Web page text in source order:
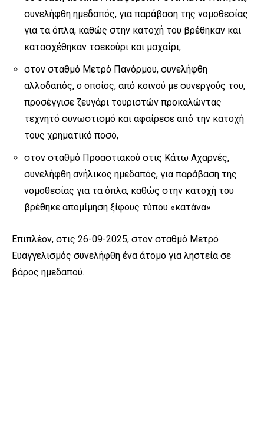
συνελήφθη ημεδαπός, για παράβαση της νομοθεσίας
για τα όπλα, καθώς στην κατοχή του βρέθηκαν και
κατασχέθηκαν τσεκούρι και μαχαίρι,
στον σταθμό Μετρό Πανόρμου, συνελήφθη
αλλοδαπός, ο οποίος, από κοινού με συνεργούς του,
προσέγγισε ζευγάρι τουριστών προκαλώντας
τεχνητό συνωστισμό και αφαίρεσε από την κατοχή
τους χρηματικό ποσό,
στον σταθμό Προαστιακού στις Κάτω Αχαρνές,
συνελήφθη ανήλικος ημεδαπός, για παράβαση της
νομοθεσίας για τα όπλα, καθώς στην κατοχή του
βρέθηκε απομίμηση ξίφους τύπου «κατάνα».
Επιπλέον, στις 26-09-2025, στον σταθμό Μετρό
Ευαγγελισμός συνελήφθη ένα άτομο για ληστεία σε
βάρος ημεδαπού.